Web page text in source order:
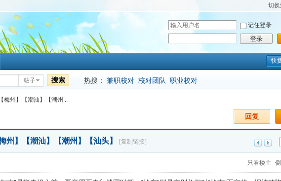
切换
用
户
名
记住登录
登录
快
帖子 搜索 热搜： 兼职校对 校对团队 职业校对
梅州】【潮汕】【潮州 ..
回复
州】【潮汕】【潮州】【汕头】 [复制链接]
只看楼主